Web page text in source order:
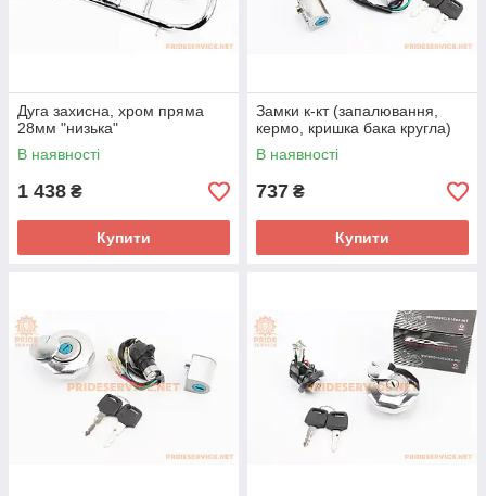
Дуга захисна, хром пряма
28мм "низька"
В наявності
1 438 ₴
Купити
Замки к-кт (запалювання,
кермо, кришка бака кругла)
В наявності
737 ₴
Купити